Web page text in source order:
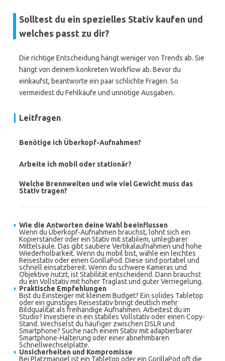
Solltest du ein spezielles Stativ kaufen und
welches passt zu dir?
Die richtige Entscheidung hängt weniger von Trends ab. Sie
hängt von deinem konkreten Workflow ab. Bevor du
einkaufst, beantworte ein paar schlichte Fragen. So
vermeidest du Fehlkäufe und unnötige Ausgaben.
Leitfragen
Benötige ich Überkopf-Aufnahmen?
Arbeite ich mobil oder stationär?
Welche Brennweiten und wie viel Gewicht muss das
Stativ tragen?
Wie die Antworten deine Wahl beeinflussen
Wenn du Überkopf-Aufnahmen brauchst, lohnt sich ein
Kopierständer oder ein Stativ mit stabilem, umlegbarer
Mittelsäule. Das gibt saubere Vertikalaufnahmen und hohe
Wiederholbarkeit. Wenn du mobil bist, wähle ein leichtes
Reisestativ oder einen GorillaPod. Diese sind portabel und
schnell einsatzbereit. Wenn du schwere Kameras und
Objektive nutzt, ist Stabilität entscheidend. Dann brauchst
du ein Vollstativ mit hoher Traglast und guter Verriegelung.
Praktische Empfehlungen
Bist du Einsteiger mit kleinem Budget? Ein solides Tabletop
oder ein günstiges Reisestativ bringt deutlich mehr
Bildqualität als freihändige Aufnahmen. Arbeitest du im
Studio? Investiere in ein stabiles Vollstativ oder einen Copy-
Stand. Wechselst du häufiger zwischen DSLR und
Smartphone? Suche nach einem Stativ mit adaptierbarer
Smartphone-Halterung oder einer abnehmbaren
Schnellwechselplatte.
Unsicherheiten und Kompromisse
Bei Platzmangel ist ein Tabletop oder ein GorillaPod oft die